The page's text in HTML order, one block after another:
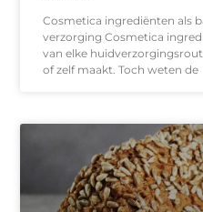
Cosmetica ingrediënten als
verzorging Cosmetica
van elke
of zelf maakt. Toch weten de